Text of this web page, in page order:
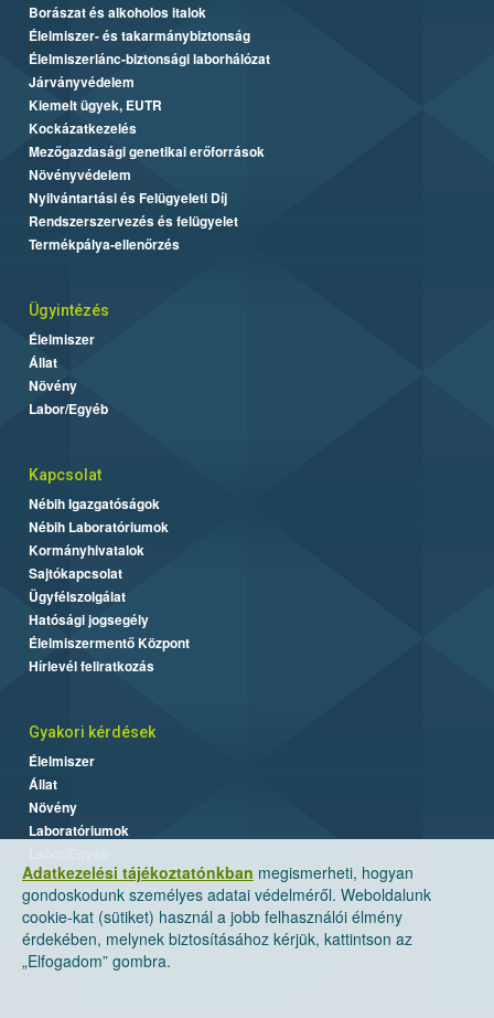
Adatkezelési tájékoztatónkban megismerheti, hogyan
gondoskodunk személyes adatai védelméről. Weboldalunk
cookie-kat (sütiket) használ a jobb felhasználói élmény
érdekében, melynek biztosításához kérjük, kattintson az
„Elfogadom” gombra.
Borászat és alkoholos italok
Élelmiszer- és takarmánybiztonság
Élelmiszerlánc-biztonsági laborhálózat
Járványvédelem
Kiemelt ügyek, EUTR
Kockázatkezelés
Mezőgazdasági genetikai erőforrások
Növényvédelem
Nyilvántartási és Felügyeleti Díj
Rendszerszervezés és felügyelet
Termékpálya-ellenőrzés
Ügyintézés
Élelmiszer
Állat
Növény
Labor/Egyéb
Kapcsolat
Nébih Igazgatóságok
Nébih Laboratóriumok
Kormányhivatalok
Sajtókapcsolat
Ügyfélszolgálat
Hatósági jogsegély
Élelmiszermentő Központ
Hírlevél feliratkozás
Gyakori kérdések
Élelmiszer
Állat
Növény
Laboratóriumok